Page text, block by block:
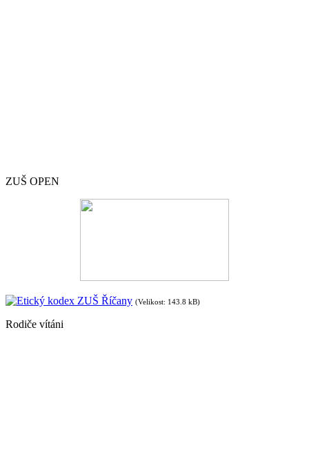
ZUŠ OPEN
Etický kodex ZUŠ Říčany (Velikost: 143.8 kB)
Rodiče vítáni